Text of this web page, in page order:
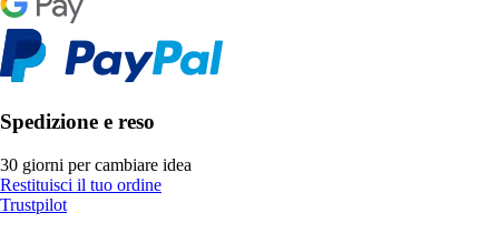
Spedizione e reso
30 giorni per cambiare idea
Restituisci il tuo ordine
Trustpilot